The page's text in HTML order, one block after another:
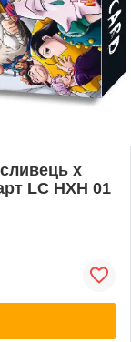
х
LC HXH 01